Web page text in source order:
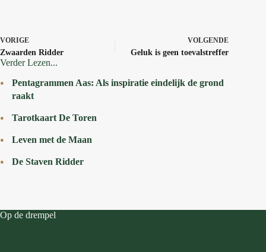
VORIGE
Zwaarden Ridder
VOLGENDE
Geluk is geen toevalstreffer
Verder Lezen...
Pentagrammen Aas: Als inspiratie eindelijk de grond
raakt
Tarotkaart De Toren
Leven met de Maan
De Staven Ridder
Op de drempel